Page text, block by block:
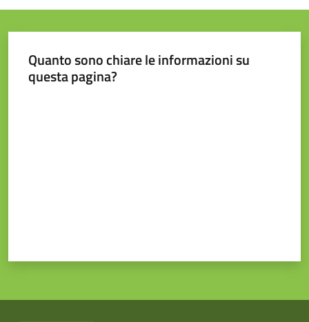
Tutti
argomenti...
Quanto sono chiare le informazioni su
questa pagina?